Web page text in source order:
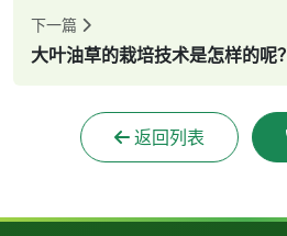
下一篇
大叶油草的栽培技术是怎样的呢？
返回列表